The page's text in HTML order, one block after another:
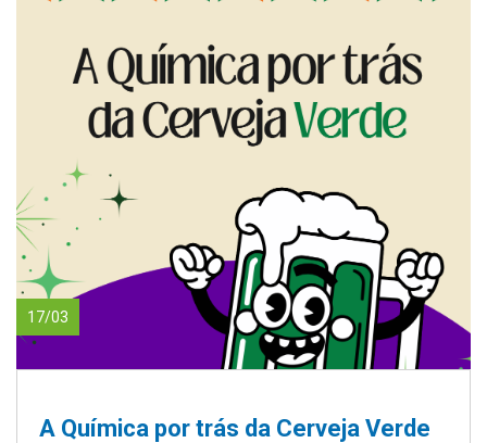
17/03
A Química por trás da Cerveja Verde